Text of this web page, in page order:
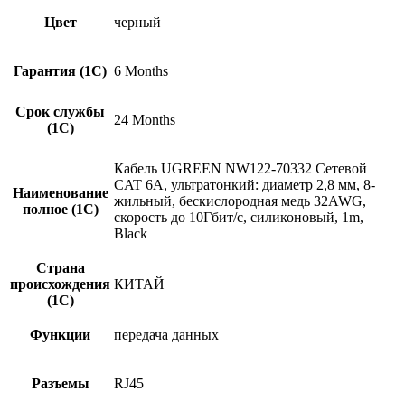
Цвет черный
Гарантия (1С) 6 Months
Срок службы
(1С)
24 Months
Наименование
полное (1С)
Кабель UGREEN NW122-70332 Сетевой
CAT 6A, ультратонкий: диаметр 2,8 мм, 8-
жильный, бескислородная медь 32AWG,
скорость до 10Гбит/с, силиконовый, 1m,
Black
Страна
происхождения
(1С)
КИТАЙ
Функции передача данных
Разъемы RJ45